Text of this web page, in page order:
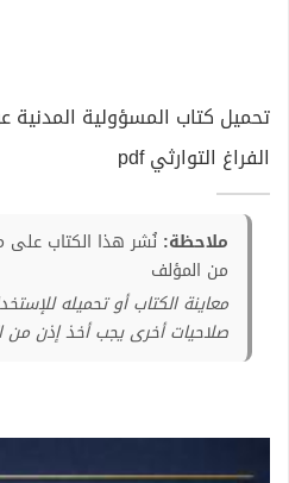
تحميل كتاب المسؤولية المدنية
الفراغ التوارثي pdf
ملاحظة: نُشر هذا الكتاب على
من المؤلف
معاينة الكتاب أو تحميله
صلاحيات أخرى يجب أخذ إذن من